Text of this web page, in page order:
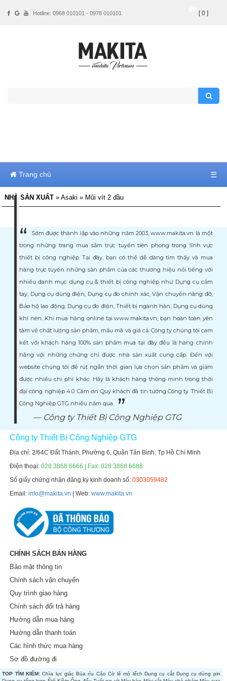
Trang chủ ☰
NHÀ SẢN XUẤT» Asaki » Mũi vít 2 đầu
Sớm được thành lập vào những năm 2003, www.makita.vn là một
trong những trang mua sắm trực tuyến tiên phong trong lĩnh vực
thiết bị công nghiệp. Tại đây, bạn có thể dễ dàng tìm thấy và mua
hàng trực tuyến những sản phẩm của các thương hiệu nổi tiếng với
nhiều danh mục dụng cụ & thiết bị công nghiệp như Dụng cụ cầm
tay, Dụng cụ dùng điện, Dụng cụ đo chính xác, Vận chuyển nâng đỡ,
Bảo hộ lao động, Dụng cụ đo điện, Thiết bị ngành hàn, Dụng cụ dùng
khí nén...Khi mua hàng online tại www.makita.vn, bạn hoàn toàn yên
tâm về chất lượng sản phẩm, mẩu mã và giá cả. Công ty chúng tôi cam
kết với khách hàng 100% sản phẩm mua tại đây đều là hàng chính
hãng với những chứng chỉ được nhà sản xuất cung cấp. Đến với
website chúng tôi để rút ngắn thời gian lựa chọn sản phẩm và giảm
được nhiều chi phí khác. Hãy là khách hàng thông minh trong thời
đại công nghiệp 4.0. Cám ơn Quý khách đã tin tưởng Công ty Thiết Bị
Công Nghiệp GTG nhiều năm qua.
Công ty Thiết Bị Công Nghiệp GTG
Công ty Thiết Bị Công Nghiệp GTG
Địa chỉ: 2/64C Đất Thánh, Phường 6, Quận Tân Bình, Tp Hồ Chí Minh
Điện thoại:028 3868 6666 | Fax: 028 3868 6688
Số giấy chứng nhận đăng ký kinh doanh số:0303059482
Email:info@makita.vn | Web:www.makita.vn
CHÍNH SÁCH BÁN HÀNG
Bảo mật thông tin
Chính sách vận chuyển
Quy trình giao hàng
Chính sách đổi trả hàng
Hướng dẫn mua hàng
Hướng dẫn thanh toán
Các hình thức mua hàng
Sơ đồ đường đi
TOP TÌM KIẾM:Chìa lục giác Búa rìu Cảo Cờ lê mỏ lếch Dụng cụ cắt Dụng cụ dùng pin
Hotline: 0968 010101 - 0978 010101 [ 0 ]